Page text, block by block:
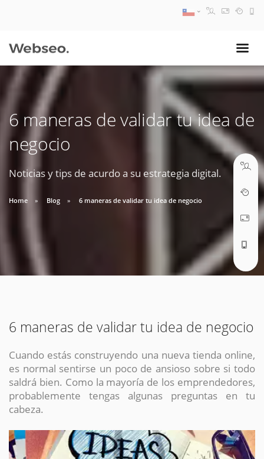
6 maneras de validar tu idea de
negocio
Noticias y tips de acurdo a su estrategia digital.
Home Blog 6 maneras de validar tu idea de negocio
6 maneras de validar tu idea de negocio
Cuando estás construyendo una nueva tienda online,
es normal sentirse un poco de ansioso sobre si todo
saldrá bien. Como la mayoría de los emprendedores,
probablemente tengas algunas preguntas en tu
cabeza.
ventas@webseo.cl
09:30 AM A 18:30 PM
ABRIR TICKET